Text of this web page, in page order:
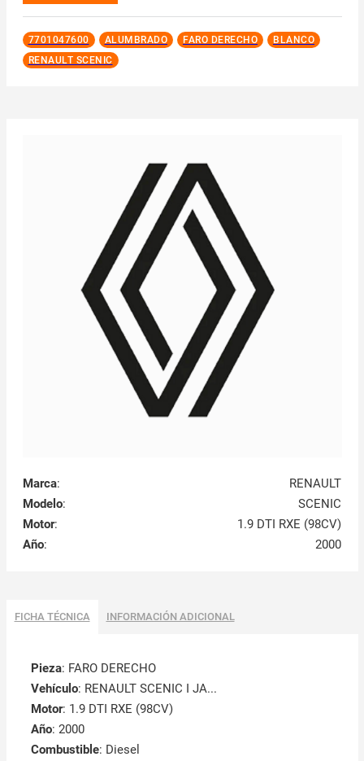
7701047600 ALUMBRADO FARO DERECHO
BLANCO
RENAULT SCENIC
Marca:
RENAULT
Modelo:
SCENIC
Motor:
1.9 DTI RXE (98CV)
Año: 2000
FICHA TÉCNICA INFORMACIÓN ADICIONAL
Pieza: FARO DERECHO
Vehículo: RENAULT SCENIC I JA...
Motor: 1.9 DTI RXE (98CV)
Año: 2000
Combustible: Diesel